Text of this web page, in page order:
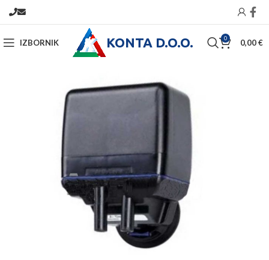
IZBORNIK KONTA D.O.O. 0 0,00€